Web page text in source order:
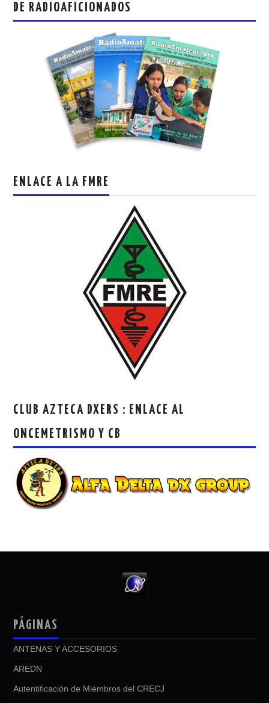
DE RADIOAFICIONADOS
ENLACE A LA FMRE
CLUB AZTECA DXERS : ENLACE AL
ONCEMETRISMO Y CB
PÁGINAS
ANTENAS Y ACCESORIOS
AREDN
Autentificación de Miembros del CRECJ